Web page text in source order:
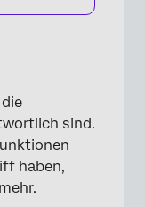
sind.
haben,